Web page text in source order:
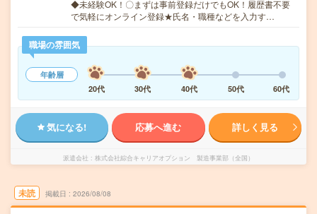
◆未経験OK！〇まずは事前登録だけでもOK！履歴書不要
で気軽にオンライン登録★氏名・職種などを入力す…
職場の雰囲気
年齢層
20代
30代 40代 50代 60代
気になる! 応募へ進む 詳しく見る
派遣会社 株式会社綜合キャリアオプション 製造事業部（全国）
未読 掲載日 2026/08/08